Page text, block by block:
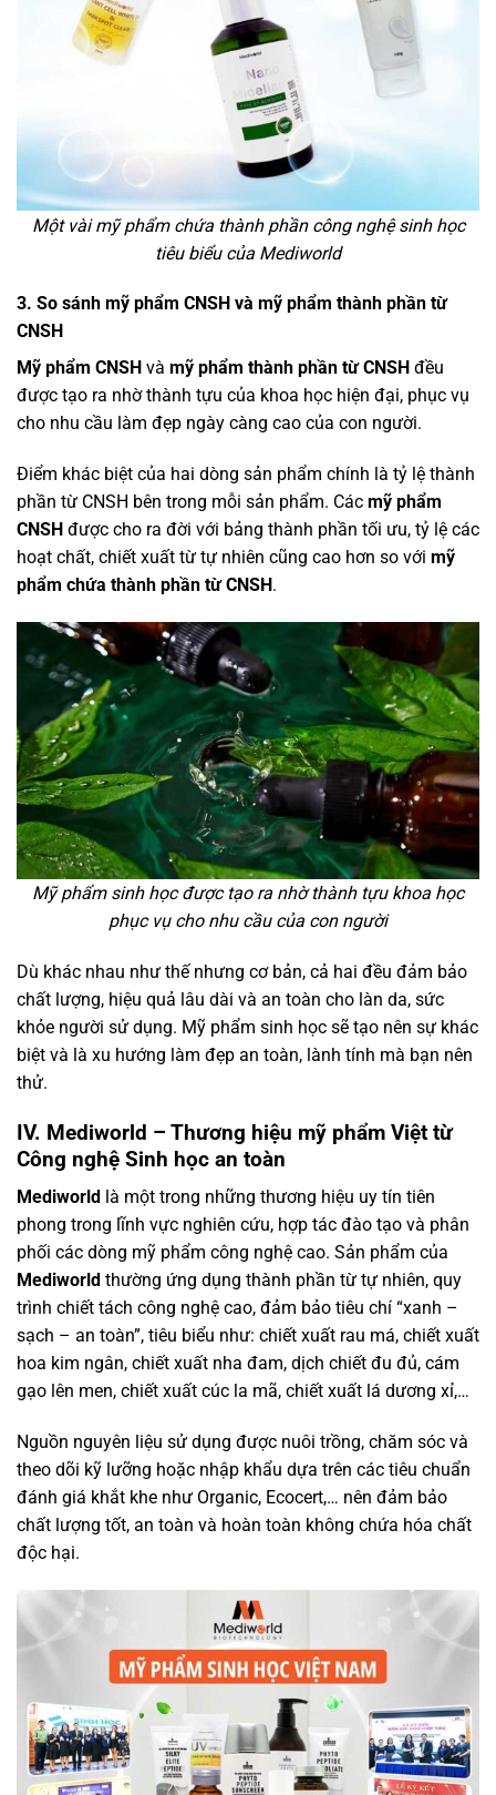
Một vài mỹ phẩm chứa thành phần công nghệ sinh học
tiêu biểu của Mediworld
3. So sánh mỹ phẩm CNSH và mỹ phẩm thành phần từ
CNSH
Mỹ phẩm CNSH và mỹ phẩm thành phần từ CNSH đều
được tạo ra nhờ thành tựu của khoa học hiện đại, phục vụ
cho nhu cầu làm đẹp ngày càng cao của con người.
Điểm khác biệt của hai dòng sản phẩm chính là tỷ lệ thành
phần từ CNSH bên trong mỗi sản phẩm. Các mỹ phẩm
CNSH được cho ra đời với bảng thành phần tối ưu, tỷ lệ các
hoạt chất, chiết xuất từ tự nhiên cũng cao hơn so với mỹ
phẩm chứa thành phần từ CNSH.
Mỹ phẩm sinh học được tạo ra nhờ thành tựu khoa học
phục vụ cho nhu cầu của con người
Dù khác nhau như thế nhưng cơ bản, cả hai đều đảm bảo
chất lượng, hiệu quả lâu dài và an toàn cho làn da, sức
khỏe người sử dụng. Mỹ phẩm sinh học sẽ tạo nên sự khác
biệt và là xu hướng làm đẹp an toàn, lành tính mà bạn nên
thử.
IV. Mediworld – Thương hiệu mỹ phẩm Việt từ
Công nghệ Sinh học an toàn
Mediworld là một trong những thương hiệu uy tín tiên
phong trong lĩnh vực nghiên cứu, hợp tác đào tạo và phân
phối các dòng mỹ phẩm công nghệ cao. Sản phẩm của
Mediworld thường ứng dụng thành phần từ tự nhiên, quy
trình chiết tách công nghệ cao, đảm bảo tiêu chí “xanh –
sạch – an toàn”, tiêu biểu như: chiết xuất rau má, chiết xuất
hoa kim ngân, chiết xuất nha đam, dịch chiết đu đủ, cám
gạo lên men, chiết xuất cúc la mã, chiết xuất lá dương xỉ,…
Nguồn nguyên liệu sử dụng được nuôi trồng, chăm sóc và
theo dõi kỹ lưỡng hoặc nhập khẩu dựa trên các tiêu chuẩn
đánh giá khắt khe như Organic, Ecocert,… nên đảm bảo
chất lượng tốt, an toàn và hoàn toàn không chứa hóa chất
độc hại.